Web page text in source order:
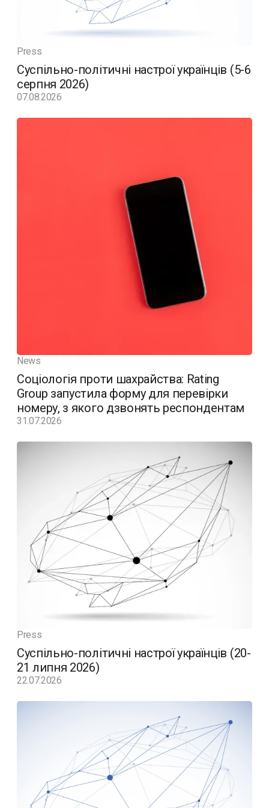
Press
Суспільно-політичні настрої українців (5-6
серпня 2026)
07.08.2026
News
Соціологія проти шахрайства: Rating
Group запустила форму для перевірки
номеру, з якого дзвонять респондентам
31.07.2026
Press
Суспільно-політичні настрої українців (20-
21 липня 2026)
22.07.2026